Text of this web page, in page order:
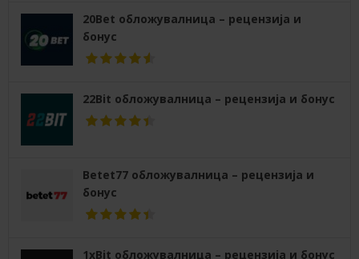
20Bet обложувалница – рецензија и
бонус
22Bit обложувалница – рецензија и бонус
Betet77 обложувалница – рецензија и
бонус
1xBit обложувалница – рецензија и бонус